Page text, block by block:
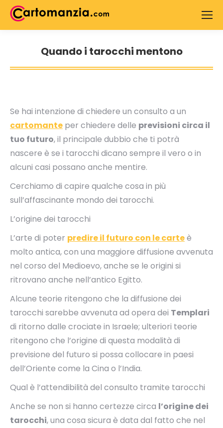
Search:
Quando i tarocchi mentono
You are here:
Se hai intenzione di chiedere un consulto a un
cartomante per chiedere delle previsioni circa il
tuo futuro, il principale dubbio che ti potrà
nascere è se i tarocchi dicano sempre il vero o in
alcuni casi possano anche mentire.
Cerchiamo di capire qualche cosa in più
sull’affascinante mondo dei tarocchi.
L’origine dei tarocchi
L’arte di poter predire il futuro con le carteè
molto antica, con una maggiore diffusione avvenuta
nel corso del Medioevo, anche se le origini si
ritrovano anche nell’antico Egitto.
Alcune teorie ritengono che la diffusione dei
tarocchi sarebbe avvenuta ad opera dei Templari
di ritorno dalle crociate in Israele; ulteriori teorie
ritengono che l’origine di questa modalità di
previsione del futuro si possa collocare in paesi
dell’Oriente come la Cina o l’India.
Qual è l’attendibilità del consulto tramite tarocchi
Anche se non si hanno certezze circa l’origine dei
tarocchi, una cosa sicura è data dal fatto che nel